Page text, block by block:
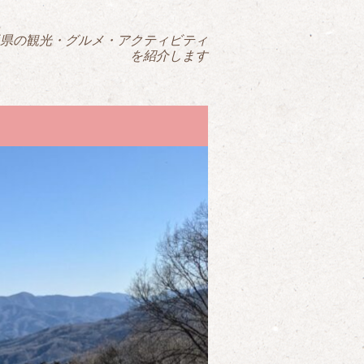
の観光・グルメ・アクティビティ
を紹介します